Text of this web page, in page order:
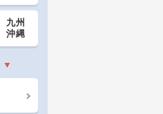
九州
沖縄